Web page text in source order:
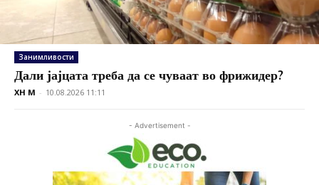
Занимливости
Дали јајцата треба да се чуваат во фрижидер?
XH M - 10.08.2026 11:11
- Advertisement -